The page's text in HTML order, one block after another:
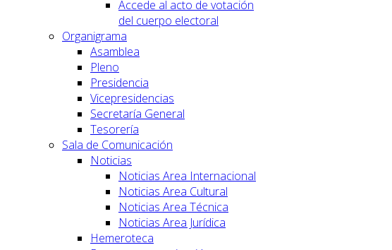
Accede al acto de votación
del cuerpo electoral
Organigrama
Asamblea
Pleno
Presidencia
Vicepresidencias
Secretaría General
Tesorería
Sala de Comunicación
Noticias
Noticias Area Internacional
Noticias Area Cultural
Noticias Area Técnica
Noticias Area Jurídica
Hemeroteca